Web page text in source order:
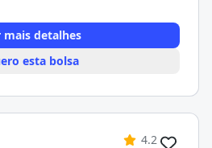
mais detalhes
esta bolsa
4.2